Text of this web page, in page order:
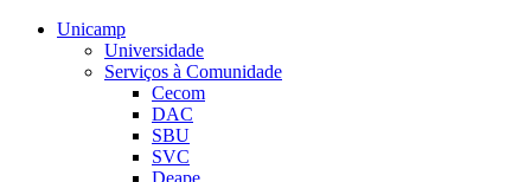
Conteúdo principal
Unicamp
Universidade
Serviços à Comunidade
Cecom
DAC
SBU
SVC
Deape